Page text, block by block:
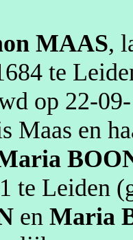
MAAS,
te
op
Maas en
te Leiden
enMaria